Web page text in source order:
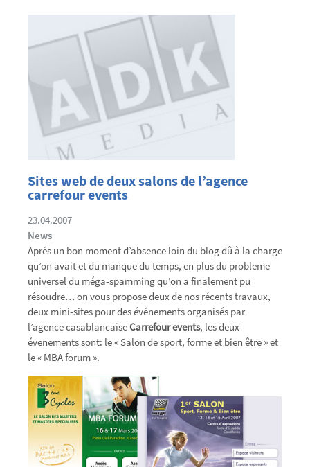
Sites web de deux salons de l’agence
carrefour events
23.04.2007
News
Aprés un bon moment d’absence loin du blog dû à la charge
qu’on avait et du manque du temps, en plus du probleme
universel du méga-spamming qu’on a finalement pu
résoudre… on vous propose deux de nos récents travaux,
deux mini-sites pour des événements organisés par
l’agence casablancaiseCarrefour events, les deux
évenements sont: le « Salon de sport, forme et bien être » et
le « MBA forum ».